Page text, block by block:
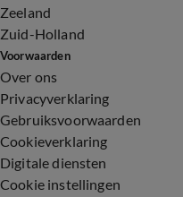
Zeeland
Zuid-Holland
Voorwaarden
Over ons
Privacyverklaring
Gebruiksvoorwaarden
Cookieverklaring
Digitale diensten
Cookie instellingen